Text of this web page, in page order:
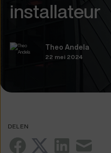
installateur
Theo Andela
22 mei 2024
DELEN